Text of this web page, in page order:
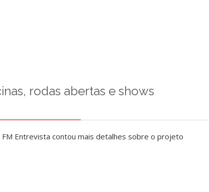
rodas abertas e shows
FM Entrevista contou mais detalhes sobre o projeto